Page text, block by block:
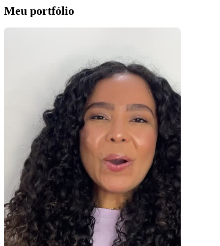
Meu portfólio
Pacotes UGC
Você recebe o arquivo para usar em qualquer canal.
UGC 30s
R$
370,50
por pedido